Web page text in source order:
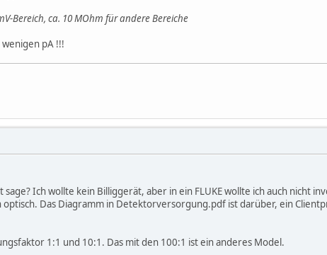
Bereich, ca. 10 MOhm für andere Bereiche
pA !!!
sage? Ich wollte kein Billiggerät, aber in ein FLUKE wollte ich auch nicht
optisch. Das Diagramm in Detektorversorgung.pdf ist darüber, ein
1:1 und 10:1. Das mit den 100:1 ist ein anderes Model.